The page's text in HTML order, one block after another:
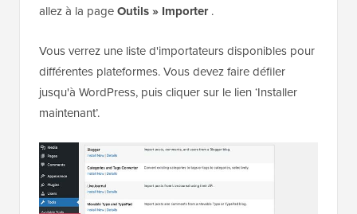
allez à la pageOutils » Importer.
Vous verrez une liste d'importateurs disponibles pour
différentes plateformes. Vous devez faire défiler
jusqu'à WordPress, puis cliquer sur le lien ‘Installer
maintenant’.